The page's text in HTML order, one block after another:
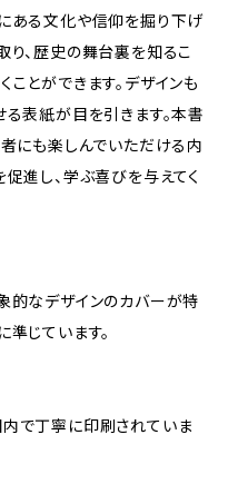
ある文化や信仰を掘り下げ
り、歴史の舞台裏を知るこ
とができます。デザインも
表紙が目を引きます。本書
者にも楽しんでいただける内
進し、学ぶ喜びを与えてく
的なデザインのカバーが特
じています。
で丁寧に印刷されていま